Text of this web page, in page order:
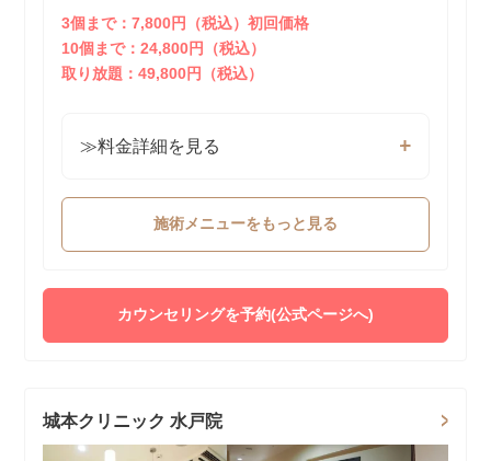
3個まで：7,800円（税込）初回価格
10個まで：24,800円（税込）
取り放題：49,800円（税込）
≫料金詳細を見る
施術メニューをもっと見る
カウンセリングを予約(公式ページへ)
城本クリニック 水戸院